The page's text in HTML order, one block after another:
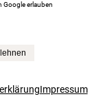
Anfrage
Google erlauben
Impressum